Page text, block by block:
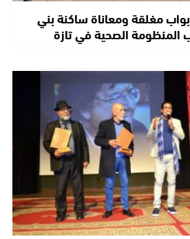
مغلقة ومعاناة ساكنة بني
الصحية في تازة